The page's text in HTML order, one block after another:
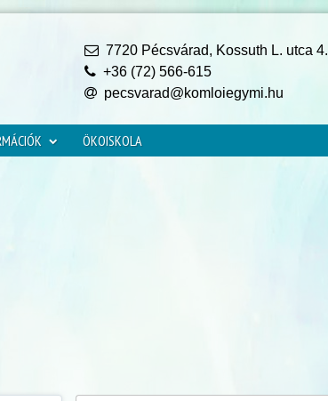
7720 Pécsvárad, Kossuth L. utca 4.
+36 (72) 566-615
pecsvarad@komloiegymi.hu
ÖKOISKOLA